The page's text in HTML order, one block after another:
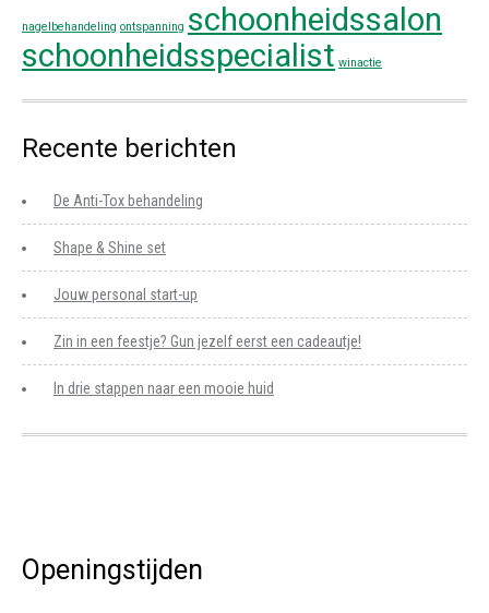
nagelbehandeling ontspanning schoonheidssalon
schoonheidsspecialist winactie
Recente berichten
De Anti-Tox behandeling
Shape & Shine set
Jouw personal start-up
Zin in een feestje? Gun jezelf eerst een cadeautje!
In drie stappen naar een mooie huid
Openingstijden